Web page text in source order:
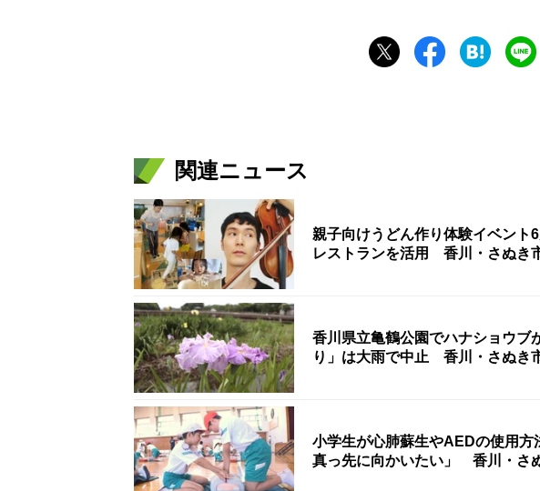
関連ニュース
親子向けうどん作り体験イベン
レストランを活用 香川・さぬき
香川県立亀鶴公園でハナショウ
り」は大雨で中止 香川・さぬき
小学生が心肺蘇生やAEDの使用
真っ先に向かいたい」 香川・さ